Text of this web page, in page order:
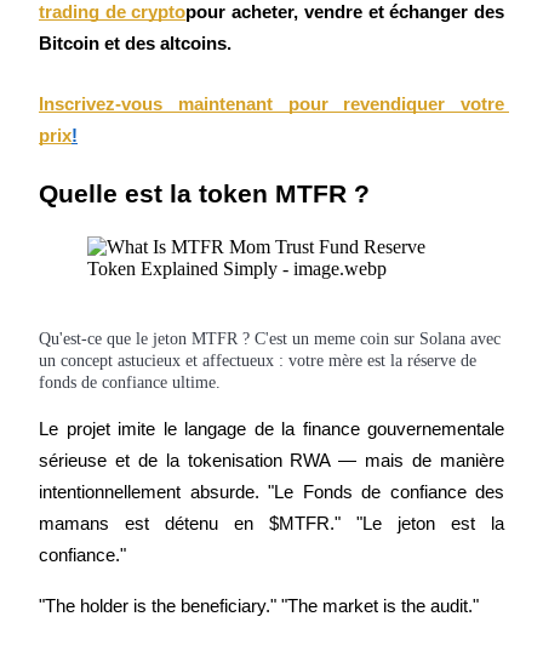
Devenez un trader de copie
Profitez du partage des bénéfices et des commissions de copy
Information
commerciales, etc.
trading de cryptopour acheter, vendre et échanger des
Bitcoin et des altcoins.
Inscrivez-vous maintenant pour revendiquer votre
prix!
Quelle est la token MTFR ?
Qu'est-ce que le jeton MTFR ? C'est un meme coin sur Solana avec
un concept astucieux et affectueux : votre mère est la réserve de
fonds de confiance ultime.
Le projet imite le langage de la finance gouvernementale
sérieuse et de la tokenisation RWA — mais de manière
intentionnellement absurde. "Le Fonds de confiance des
mamans est détenu en $MTFR." "Le jeton est la
confiance."
"The holder is the beneficiary." "The market is the audit."